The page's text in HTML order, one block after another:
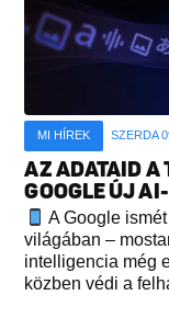
MI HÍREK SZERDA
AZ ADATAID A
GOOGLE ÚJ
A Google
világában –
intelligencia még
közben védi a